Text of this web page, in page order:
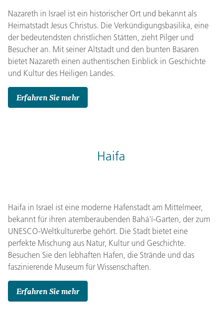
Nazareth in Israel ist ein historischer Ort und bekannt als
Heimatstadt Jesus Christus. Die Verkündigungsbasilika, eine
der bedeutendsten christlichen Stätten, zieht Pilger und
Besucher an. Mit seiner Altstadt und den bunten Basaren
bietet Nazareth einen authentischen Einblick in Geschichte
und Kultur des Heiligen Landes.
Erfahren Sie mehr
Haifa
Haifa in Israel ist eine moderne Hafenstadt am Mittelmeer,
bekannt für ihren atemberaubenden Bahá'í-Garten, der zum
UNESCO-Weltkulturerbe gehört. Die Stadt bietet eine
perfekte Mischung aus Natur, Kultur und Geschichte.
Besuchen Sie den lebhaften Hafen, die Strände und das
faszinierende Museum für Wissenschaften.
Erfahren Sie mehr